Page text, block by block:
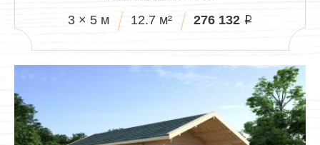
3 × 5 м 12.7 м² 276 132 i